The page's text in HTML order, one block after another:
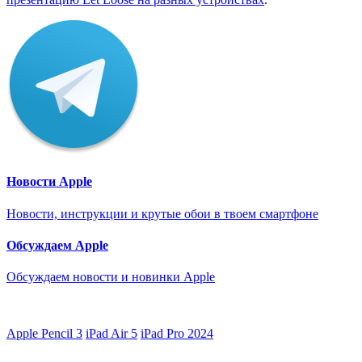
Новости Apple
Новости, инструкции и крутые обои в твоем смартфоне
Обсуждаем Apple
Обсуждаем новости и новинки Apple
Apple Pencil 3 iPad Air 5 iPad Pro 2024